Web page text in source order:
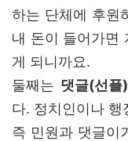
하는 단체에 후원
내 돈이 들어가면
게 되니까요.
둘째는 댓글(선플
다. 정치인이나
즉 민원과 댓글이